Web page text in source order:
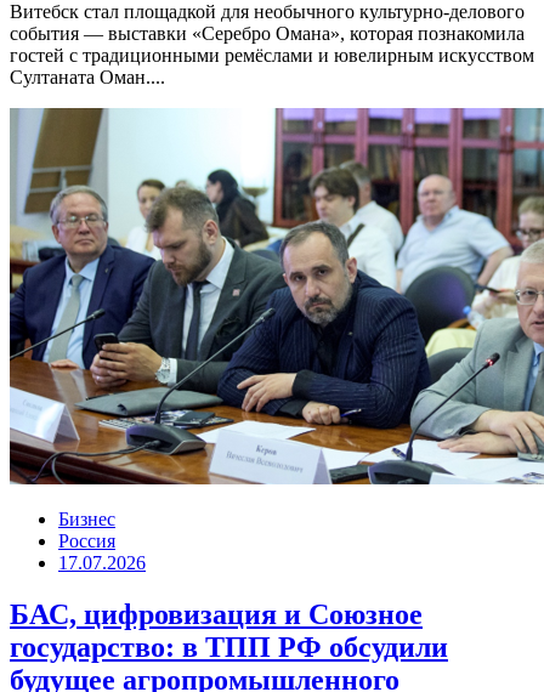
Витебск стал площадкой для необычного культурно-делового
события — выставки «Серебро Омана», которая познакомила
гостей с традиционными ремёслами и ювелирным искусством
Султаната Оман....
Бизнес
Россия
17.07.2026
БАС, цифровизация и Союзное
государство: в ТПП РФ обсудили
будущее агропромышленного